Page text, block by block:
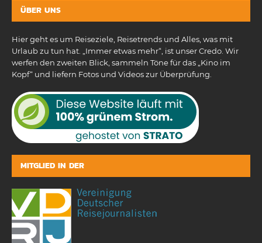
ÜBER UNS
Hier geht es um Reiseziele, Reisetrends und Alles, was mit
Urlaub zu tun hat. „Immer etwas mehr“, ist unser Credo. Wir
werfen den zweiten Blick, sammeln Töne für das „Kino im
Kopf“ und liefern Fotos und Videos zur Überprüfung.
MITGLIED IN DER